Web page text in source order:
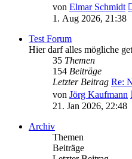
von Elmar Schmidt
1. Aug 2026, 21:38
Test Forum
Hier darf alles mögliche
35 Themen
154 Beiträge
Letzter Beitrag Re:
von Jörg Kaufmann
21. Jan 2026, 22:48
Archiv
Themen
Beiträge